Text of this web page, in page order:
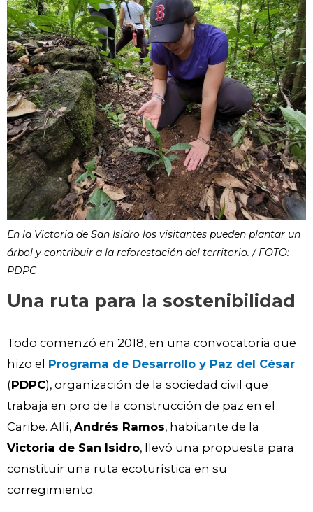
En la Victoria de San Isidro los visitantes pueden plantar un
árbol y contribuir a la reforestación del territorio. / FOTO:
PDPC
Una ruta para la sostenibilidad
Todo comenzó en 2018, en una convocatoria que
hizo el Programa de Desarrollo y Paz del César
(PDPC), organización de la sociedad civil que
trabaja en pro de la construcción de paz en el
Caribe. Allí, Andrés Ramos, habitante de la
Victoria de San Isidro, llevó una propuesta para
constituir una ruta ecoturística en su
corregimiento.